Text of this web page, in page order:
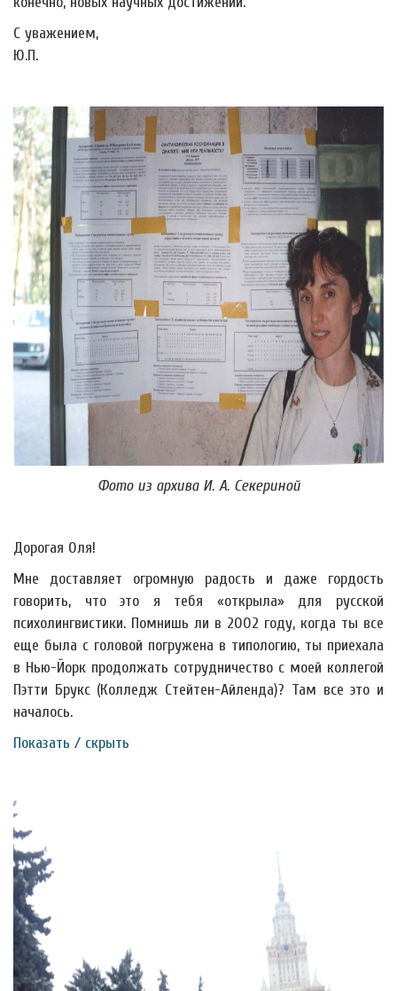
С уважением,
Ю.П.
Фото из архива И. А. Секериной
Дорогая Оля!
Мне доставляет огромную радость и даже гордость
говорить, что это я тебя «открыла» для русской
психолингвистики. Помнишь ли в 2002 году, когда ты все
еще была с головой погружена в типологию, ты приехала
в Нью-Йорк продолжать сотрудничество с моей коллегой
Пэтти Брукс (Колледж Стейтен-Айленда)? Там все это и
началось.
Показать / скрыть